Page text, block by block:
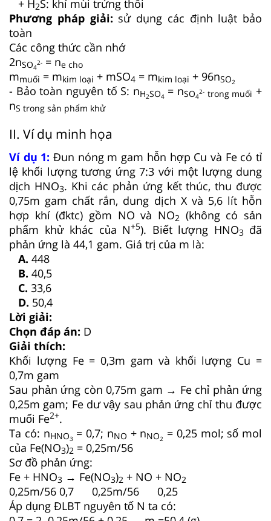
+ H2S: khí mùi trứng thối
Phương pháp giải: sử dụng các định luật bảo
toàn
Các công thức cần nhớ
2nSO4
2- = ne cho
mmuối = mkim loại + mSO4 = mkim loại + 96nSO2
- Bảo toàn nguyên tố S: nH2SO4 = nSO4
2- trong muối +
nS trong sản phẩm khử
II. Ví dụ minh họa
Ví dụ 1: Đun nóng m gam hỗn hợp Cu và Fe có tỉ
lệ khối lượng tương ứng 7:3 với một lượng dung
dịch HNO3. Khi các phản ứng kết thúc, thu được
0,75m gam chất rắn, dung dịch X và 5,6 lít hỗn
hợp khí (đktc) gồm NO và NO2 (không có sản
phẩm khử khác của N+5). Biết lượng HNO3 đã
phản ứng là 44,1 gam. Giá trị của m là:
A. 448
B. 40,5
C. 33,6
D. 50,4
Lời giải:
Chọn đáp án: D
Giải thích:
Khối lượng Fe = 0,3m gam và khối lượng Cu =
0,7m gam
Sau phản ứng còn 0,75m gam → Fe chỉ phản ứng
0,25m gam; Fe dư vậy sau phản ứng chỉ thu được
muối Fe2+.
Ta có: nHNO3 = 0,7; nNO + nNO2 = 0,25 mol; số mol
của Fe(NO3)2 = 0,25m/56
Sơ đồ phản ứng:
Fe + HNO3 → Fe(NO3)2 + NO + NO2
0,25m/56 0,7 0,25m/56 0,25
Áp dụng ĐLBT nguyên tố N ta có: